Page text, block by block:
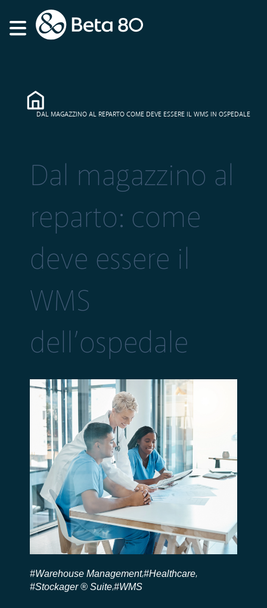
DAL MAGAZZINO AL REPARTO COME DEVE ESSERE IL WMS IN OSPEDALE
Dal magazzino al
reparto: come
deve essere il
WMS
dell’ospedale
#Warehouse Management,#Healthcare,
#Stockager ® Suite,#WMS